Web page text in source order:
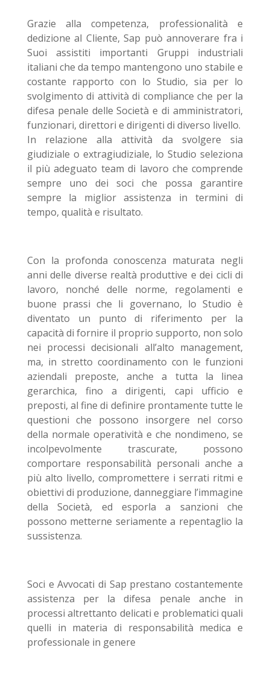
Grazie alla competenza, professionalità e
dedizione al Cliente, Sap può annoverare fra i
Suoi assistiti importanti Gruppi industriali
italiani che da tempo mantengono uno stabile e
costante rapporto con lo Studio, sia per lo
svolgimento di attività di compliance che per la
difesa penale delle Società e di amministratori,
funzionari, direttori e dirigenti di diverso livello.
In relazione alla attività da svolgere sia
giudiziale o extragiudiziale, lo Studio seleziona
il più adeguato team di lavoro che comprende
sempre uno dei soci che possa garantire
sempre la miglior assistenza in termini di
tempo, qualità e risultato.
Con la profonda conoscenza maturata negli
anni delle diverse realtà produttive e dei cicli di
lavoro, nonché delle norme, regolamenti e
buone prassi che li governano, lo Studio è
diventato un punto di riferimento per la
capacità di fornire il proprio supporto, non solo
nei processi decisionali all’alto management,
ma, in stretto coordinamento con le funzioni
aziendali preposte, anche a tutta la linea
gerarchica, fino a dirigenti, capi ufficio e
preposti, al fine di definire prontamente tutte le
questioni che possono insorgere nel corso
della normale operatività e che nondimeno, se
incolpevolmente trascurate, possono
comportare responsabilità personali anche a
più alto livello, compromettere i serrati ritmi e
obiettivi di produzione, danneggiare l’immagine
della Società, ed esporla a sanzioni che
possono metterne seriamente a repentaglio la
sussistenza.
Soci e Avvocati di Sap prestano costantemente
assistenza per la difesa penale anche in
processi altrettanto delicati e problematici quali
quelli in materia di responsabilità medica e
professionale in genere